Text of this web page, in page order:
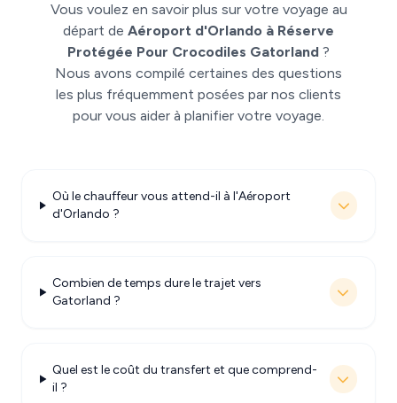
Vous voulez en savoir plus sur votre voyage au
départ de Aéroport d'Orlando à Réserve
Protégée Pour Crocodiles Gatorland ?
Nous avons compilé certaines des questions
les plus fréquemment posées par nos clients
pour vous aider à planifier votre voyage.
Où le chauffeur vous attend-il à l'Aéroport
d'Orlando ?
Combien de temps dure le trajet vers
Gatorland ?
Quel est le coût du transfert et que comprend-
il ?